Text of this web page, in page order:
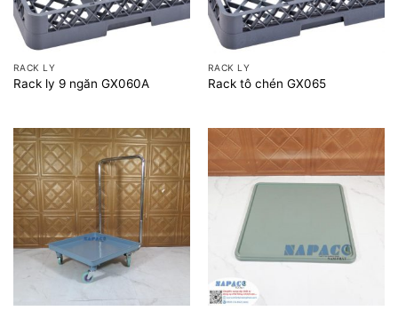
RACK LY
Rack ly 9 ngăn GX060A
RACK LY
Rack tô chén GX065